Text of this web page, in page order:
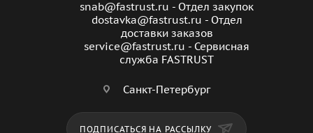
snab@fastrust.ru - Отдел закупок
dostavka@fastrust.ru - Отдел
доставки заказов
service@fastrust.ru - Сервисная
служба FASTRUST
Санкт-Петербург
ПОДПИСАТЬСЯ НА РАССЫЛКУ